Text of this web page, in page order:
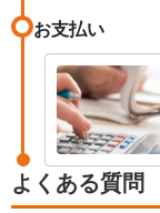
お支払い
よくある質問